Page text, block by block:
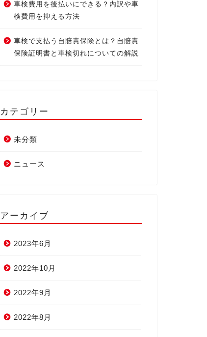
車検費用を後払いにできる？内訳や車
検費用を抑える方法
車検で支払う自賠責保険とは？自賠責
保険証明書と車検切れについての解説
カテゴリー
未分類
ニュース
アーカイブ
2023年6月
2022年10月
2022年9月
2022年8月